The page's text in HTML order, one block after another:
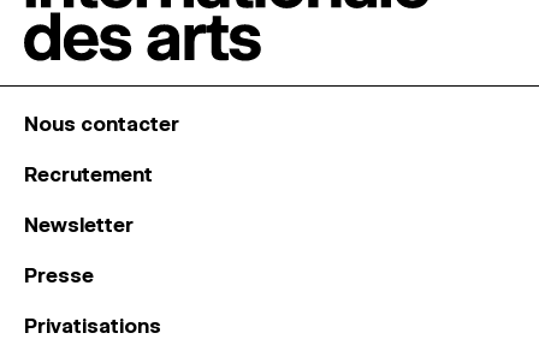
Nous contacter
Recrutement
Newsletter
Presse
Privatisations